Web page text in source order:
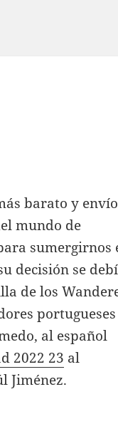
barato y envío
mundo de
sumergirnos
decisión se
de los
portugueses
al español
2022 23 al
Jiménez.